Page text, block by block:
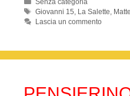
c
b
o
tt
ail at
A
p
Senza categoria
Tag
Giovanni 15, La Salette,
Lascia un commento